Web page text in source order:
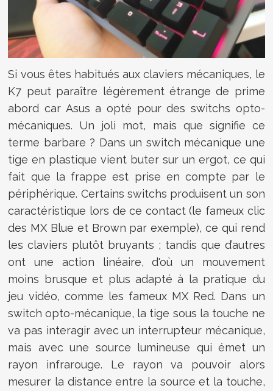
Si vous êtes habitués aux claviers mécaniques, le
K7 peut paraître légèrement étrange de prime
abord car Asus a opté pour des switchs opto-
mécaniques. Un joli mot, mais que signifie ce
terme barbare ? Dans un switch mécanique une
tige en plastique vient buter sur un ergot, ce qui
fait que la frappe est prise en compte par le
périphérique. Certains switchs produisent un son
caractéristique lors de ce contact (le fameux clic
des MX Blue et Brown par exemple), ce qui rend
les claviers plutôt bruyants ; tandis que d’autres
ont une action linéaire, d'où un mouvement
moins brusque et plus adapté à la pratique du
jeu vidéo, comme les fameux MX Red. Dans un
switch opto-mécanique, la tige sous la touche ne
va pas interagir avec un interrupteur mécanique,
mais avec une source lumineuse qui émet un
rayon infrarouge. Le rayon va pouvoir alors
mesurer la distance entre la source et la touche,